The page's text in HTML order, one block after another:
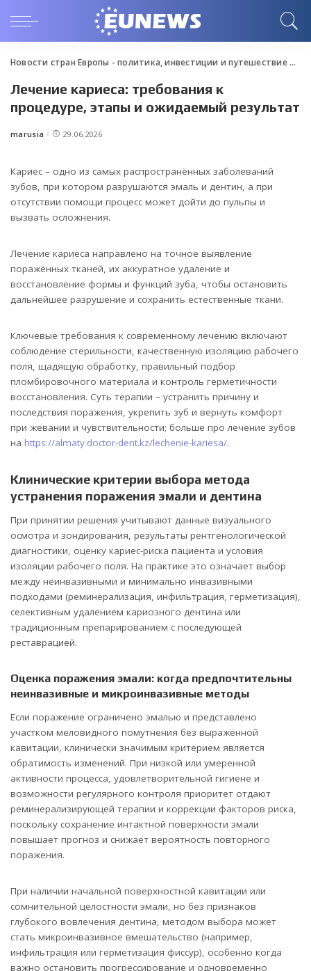
Новости стран Европы - политика, инвестиции и путешествие>
Лечение кариеса: требования к
процедуре, этапы и ожидаемый результат
Posted
marusia 29.06.2026
Кариес – одно из самых распространённых заболеваний
зубов, при котором разрушаются эмаль и дентин, а при
отсутствии помощи процесс может дойти до пульпы и
вызвать осложнения.
Лечение кариеса направлено на точное выявление
поражённых тканей, их аккуратное удаление и
восстановление формы и функций зуба, чтобы остановить
дальнейшее разрушение и сохранить естественные ткани.
Ключевые требования к современному лечению включают
соблюдение стерильности, качественную изоляцию рабочего
поля, щадящую обработку, правильный подбор
пломбировочного материала и контроль герметичности
восстановления. Суть терапии – устранить причину и
последствия поражения, укрепить зуб и вернуть комфорт
при жевании и чувствительности; больше про лечение зубов
на https://almaty.doctor-dent.kz/lechenie-kariesa/.
Клинические критерии выбора метода
устранения поражения эмали и дентина
При принятии решения учитывают данные визуального
осмотра и зондирования, результаты рентгенологической
диагностики, оценку кариес-риска пациента и условия
изоляции рабочего поля. На практике это означает выбор
между неинвазивными и минимально инвазивными
подходами (реминерализация, инфильтрация, герметизация),
селективным удалением кариозного дентина или
традиционным препарированием с последующей
реставрацией.
Оценка поражения эмали: когда предпочтительны
неинвазивные и микроинвазивные методы
Если поражение ограничено эмалью и представлено
участком меловидного помутнения без выраженной
кавитации, клинически значимым критерием является
обратимость изменений. При низкой или умеренной
активности процесса, удовлетворительной гигиене и
возможности регулярного контроля приоритет отдают
реминерализирующей терапии и коррекции факторов риска,
поскольку сохранение интактной поверхности эмали
повышает прогноз и снижает вероятность повторного
поражения.
При наличии начальной поверхностной кавитации или
сомнительной целостности эмали, но без признаков
глубокого вовлечения дентина, методом выбора может
стать микроинвазивное вмешательство (например,
инфильтрация или герметизация фиссур), особенно когда
важно остановить прогрессирование и одновременно